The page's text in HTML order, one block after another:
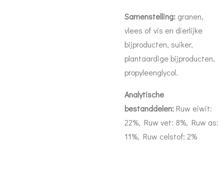
Samenstelling: granen,
vlees of vis en dierlijke
bijproducten, suiker,
plantaardige bijproducten,
propyleenglycol.
Analytische
bestanddelen: Ruw eiwit:
22%, Ruw vet: 8%, Ruw as:
11%, Ruw celstof: 2%